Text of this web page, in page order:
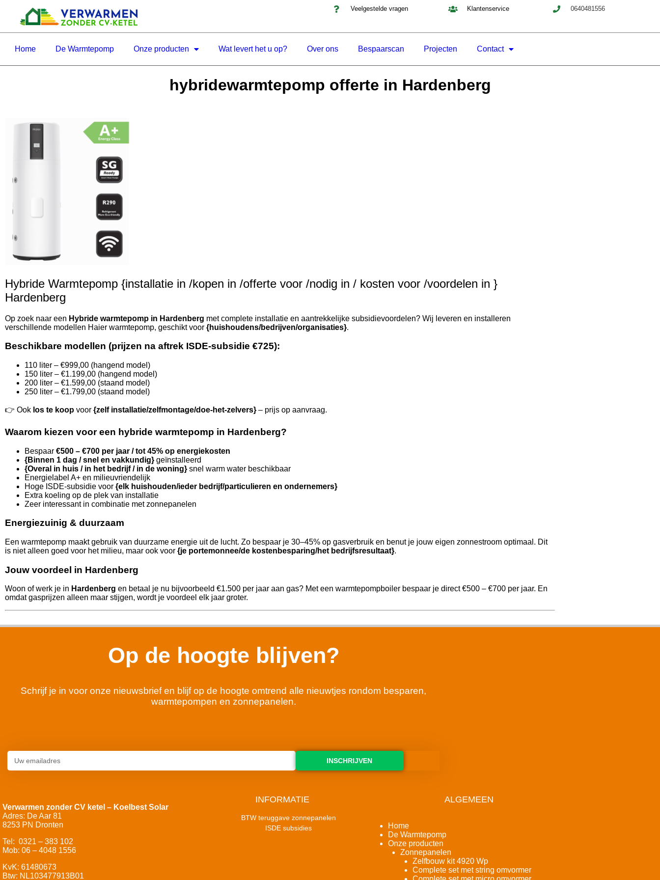
Veelgestelde vragen Klantenservice 0640481556
Home De Warmtepomp Onze producten Wat levert het u op? Over ons Bespaarscan Projecten Contact
hybridewarmtepomp offerte in Hardenberg
Hybride Warmtepomp {installatie in /kopen in /offerte voor /nodig in / kosten voor /voordelen in }
Hardenberg
Op zoek naar een Hybride warmtepomp in Hardenberg met complete installatie en aantrekkelijke subsidievoordelen? Wij leveren en installeren
verschillende modellen Haier warmtepomp, geschikt voor {huishoudens/bedrijven/organisaties}.
Beschikbare modellen (prijzen na aftrek ISDE-subsidie €725):
110 liter – €999,00 (hangend model)
150 liter – €1.199,00 (hangend model)
200 liter – €1.599,00 (staand model)
250 liter – €1.799,00 (staand model)
👉 Ook los te koop voor {zelf installatie/zelfmontage/doe-het-zelvers} – prijs op aanvraag.
Waarom kiezen voor een hybride warmtepomp in Hardenberg?
Bespaar €500 – €700 per jaar / tot 45% op energiekosten
{Binnen 1 dag / snel en vakkundig} geïnstalleerd
{Overal in huis / in het bedrijf / in de woning} snel warm water beschikbaar
Energielabel A+ en milieuvriendelijk
Hoge ISDE-subsidie voor {elk huishouden/ieder bedrijf/particulieren en ondernemers}
Extra koeling op de plek van installatie
Zeer interessant in combinatie met zonnepanelen
Energiezuinig & duurzaam
Een warmtepomp maakt gebruik van duurzame energie uit de lucht. Zo bespaar je 30–45% op gasverbruik en benut je jouw eigen zonnestroom optimaal. Dit
is niet alleen goed voor het milieu, maar ook voor {je portemonnee/de kostenbesparing/het bedrijfsresultaat}.
Jouw voordeel in Hardenberg
Woon of werk je in Hardenberg en betaal je nu bijvoorbeeld €1.500 per jaar aan gas? Met een warmtepompboiler bespaar je direct €500 – €700 per jaar. En
omdat gasprijzen alleen maar stijgen, wordt je voordeel elk jaar groter.
Op de hoogte blijven?
Schrijf je in voor onze nieuwsbrief en blijf op de hoogte omtrend alle nieuwtjes rondom besparen,
warmtepompen en zonnepanelen.
INSCHRIJVEN
Verwarmen zonder CV ketel – Koelbest Solar
Adres: De Aar 81
8253 PN Dronten
Tel: 0321 – 383 102
Mob: 06 – 4048 1556
KvK: 61480673
Btw: NL103477913B01
INFORMATIE
BTW teruggave zonnepanelen
ISDE subsidies
ALGEMEEN
Home
De Warmtepomp
Onze producten
Zonnepanelen
Zelfbouw kit 4920 Wp
Complete set met string omvormer